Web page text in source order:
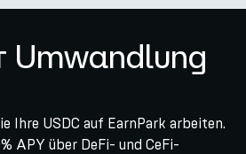
Umwandlung
Ihre USDC auf EarnPark arbeiten.
APY über DeFi- und CeFi-